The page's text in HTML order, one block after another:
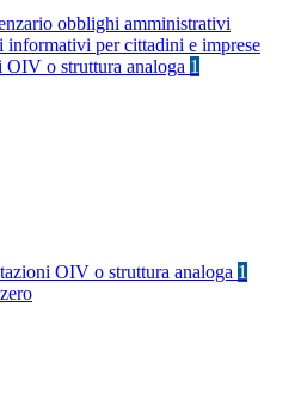
obblighi amministrativi
informativi per cittadini e imprese
OIV o struttura analoga 1
OIV o struttura analoga 1